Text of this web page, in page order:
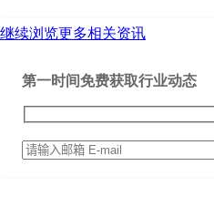
继续浏览更多相关资讯
第一时间免费获取行业动态